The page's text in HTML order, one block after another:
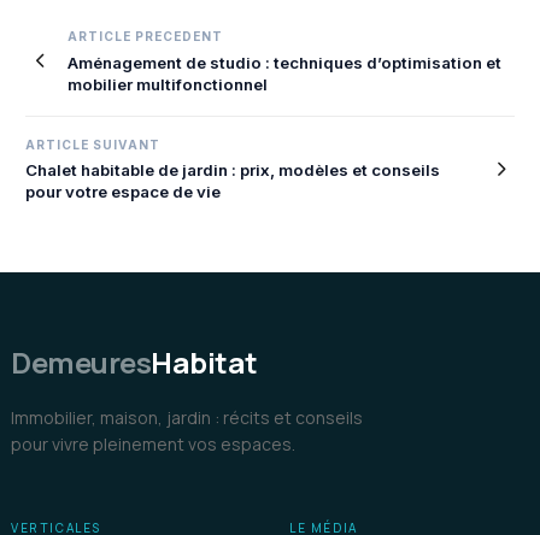
Navigation
de
ARTICLE PRECEDENT
Aménagement de studio : techniques d’optimisation et
mobilier multifonctionnel
ARTICLE SUIVANT
Chalet habitable de jardin : prix, modèles et conseils
pour votre espace de vie
DemeuresHabitat
Immobilier, maison, jardin : récits et conseils
pour vivre pleinement vos espaces.
VERTICALES LE MÉDIA